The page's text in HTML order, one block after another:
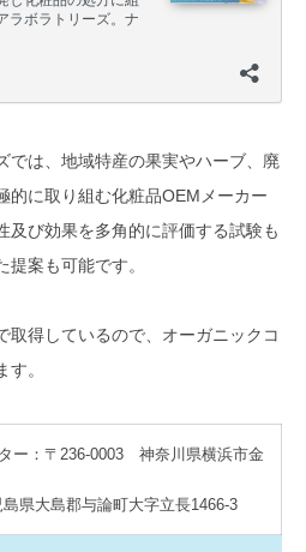
では、地域特産の果実やハーブ、廃
的に取り組む化粧品OEMメーカー
及び効果を多角的に評価する試験も
案も可能です。
取得しているので、オーガニックコ
。
ー：〒236-0003 神奈川県横浜市金
県大島郡与論町大字立長1466-3